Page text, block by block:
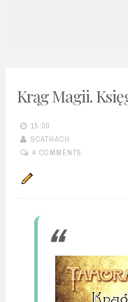
Krąg Magii.
15:30
SCATHACH
4 COMMENTS